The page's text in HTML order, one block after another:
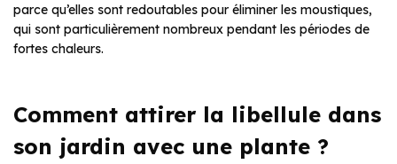
parce qu’elles sont redoutables pour éliminer les moustiques,
qui sont particulièrement nombreux pendant les périodes de
fortes chaleurs.
Comment attirer la libellule dans
son jardin avec une plante ?